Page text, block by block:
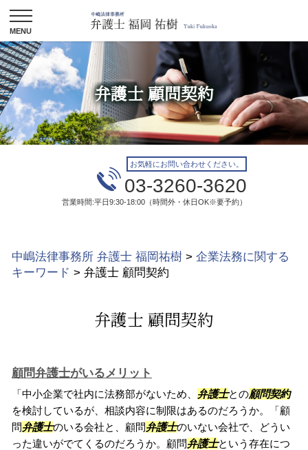
弁護士 顧問契約
お気軽にお問い合わせください。
03-3260-3620
営業時間:平日9:30-18:00（時間外・休日OK※要予約）
中嶋法律事務所 弁護士 福岡祐樹 > 企業法務に関する
キーワード > 弁護士 顧問契約
弁護士 顧問契約
顧問弁護士がいるメリット
「中小企業で社内に法務部がないため、 弁護士との顧問契約
を検討しているが、相談内容に制限はあるのだろうか。「顧
問弁護士のいる会社と、顧問弁護士のいない会社で、どうい
った違いがでてくるのだろうか。顧問弁護士という存在につ